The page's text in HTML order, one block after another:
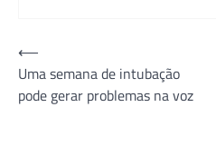
Navegação
de
Post
⟵
Uma semana de intubação
pode gerar problemas na voz